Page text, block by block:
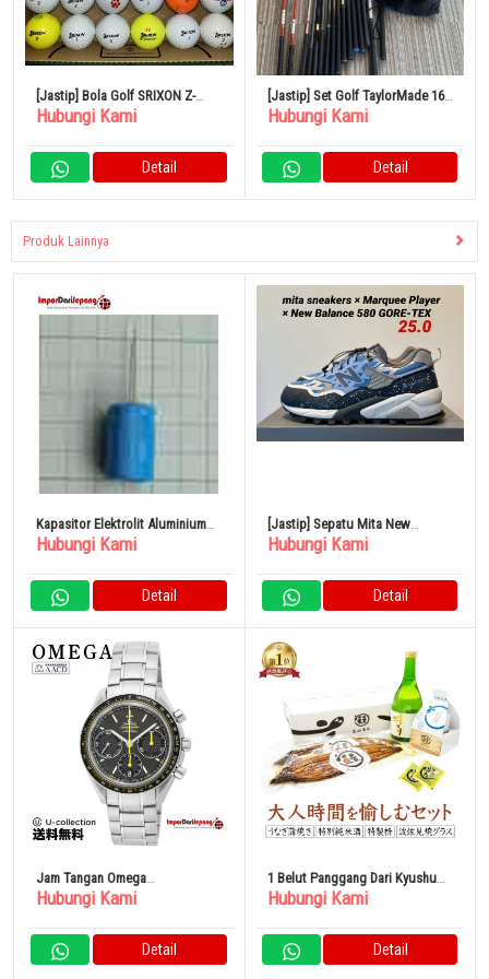
[Jastip] Bola Golf SRIXON Z-
STAR XV/Z-STAR 24 Bola
Hubungi Kami
Detail
[Jastip] Set Golf TaylorMade 16
Klub Lengkap Dengan Tas
Hubungi Kami
Detail
Produk Lainnya
Kapasitor Elektrolit Aluminium
Suhu Tinggi Nichicon BW
Hubungi Kami
Detail
[Jastip] Sepatu Mita New
Balance MT580 GORE-TEX 25cm
Hubungi Kami
Detail
Jam Tangan Omega
Speedmaster Co-Axial Pemuntir
Hubungi Kami
Detail
1 Belut Panggang Dari Kyushu
(140g, dengan saus)
Hubungi Kami
Detail